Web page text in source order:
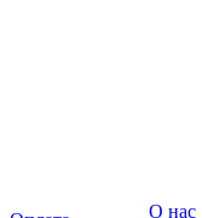
О нас